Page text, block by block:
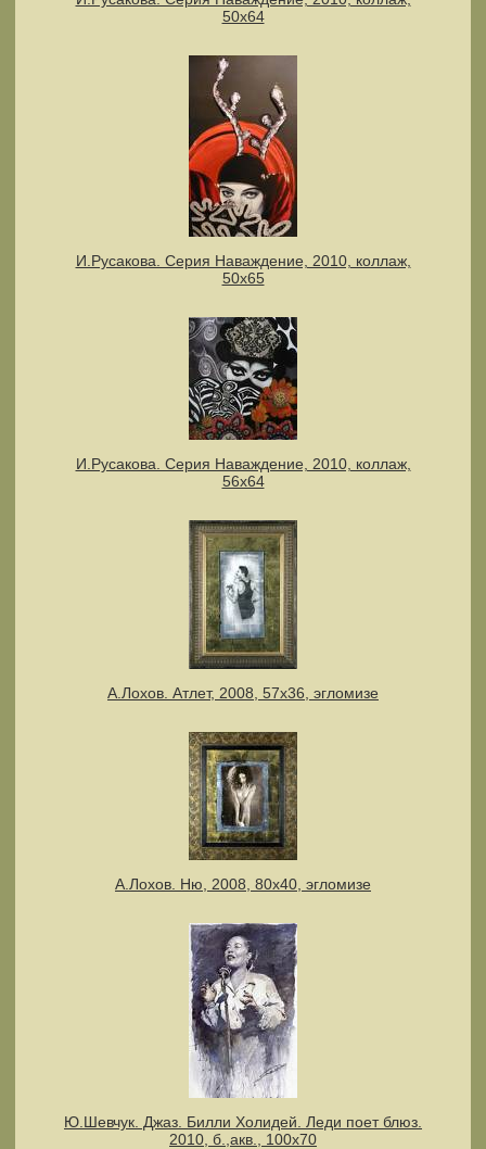
50х64
И.Русакова. Серия Наваждение, 2010, коллаж,
50х65
И.Русакова. Серия Наваждение, 2010, коллаж,
56х64
А.Лохов. Атлет, 2008, 57х36, эгломизе
А.Лохов. Ню, 2008, 80х40, эгломизе
Ю.Шевчук. Джаз. Билли Холидей. Леди поет блюз.
2010, б.,акв., 100х70